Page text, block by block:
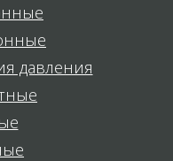
давления